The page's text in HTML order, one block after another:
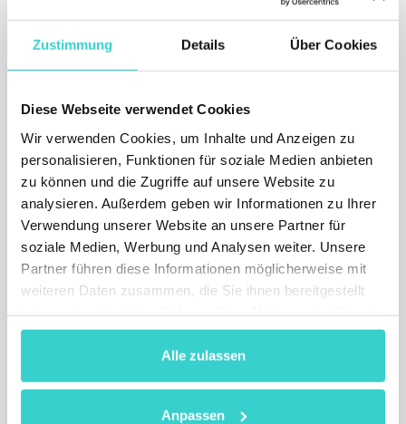
Zustimmung Details Über Cookies
Diese Webseite verwendet Cookies
Wir verwenden Cookies, um Inhalte und Anzeigen zu
personalisieren, Funktionen für soziale Medien anbieten
zu können und die Zugriffe auf unsere Website zu
analysieren. Außerdem geben wir Informationen zu Ihrer
Verwendung unserer Website an unsere Partner für
soziale Medien, Werbung und Analysen weiter. Unsere
Partner führen diese Informationen möglicherweise mit
weiteren Daten zusammen, die Sie ihnen bereitgestellt
gesammelt haben.
Alle zulassen
Anpassen
USA seinen Reeva-Roboter präsentiert! Lesen
Sie unsere Highlights der Veranstaltung.
NSYS Group bei TenMeetings
Montag 22 April 2024
NSYS Group Team